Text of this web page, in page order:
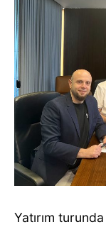
Yatırım turunda